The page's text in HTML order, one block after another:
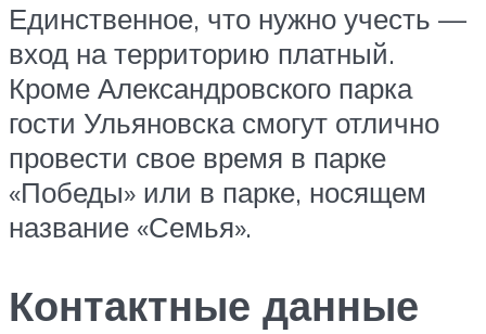
Единственное, что нужно учесть —
вход на территорию платный.
Кроме Александровского парка
гости Ульяновска смогут отлично
провести свое время в парке
«Победы» или в парке, носящем
название «Семья».
Контактные данные